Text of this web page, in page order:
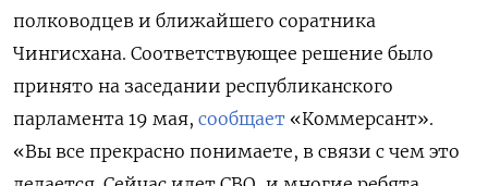
полководцев и ближайшего соратника
Чингисхана. Соответствующее решение было
принято на заседании республиканского
парламента 19 мая, сообщает «Коммерсант».
«Вы все прекрасно понимаете, в связи с чем это